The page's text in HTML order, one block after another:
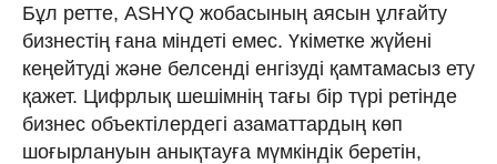
Бұл ретте, ASHYQ жобасының аясын ұлғайту
бизнестің ғана міндеті емес. Үкіметке жүйені
кеңейтуді және белсенді енгізуді қамтамасыз ету
қажет. Цифрлық шешімнің тағы бір түрі ретінде
бизнес объектілердегі азаматтардың көп
шоғырлануын анықтауға мүмкіндік беретін,